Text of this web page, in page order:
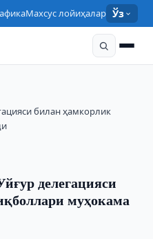
Махсус лойиҳалар Ўз
билан ҳамкорлик
делегацияси
муҳокама